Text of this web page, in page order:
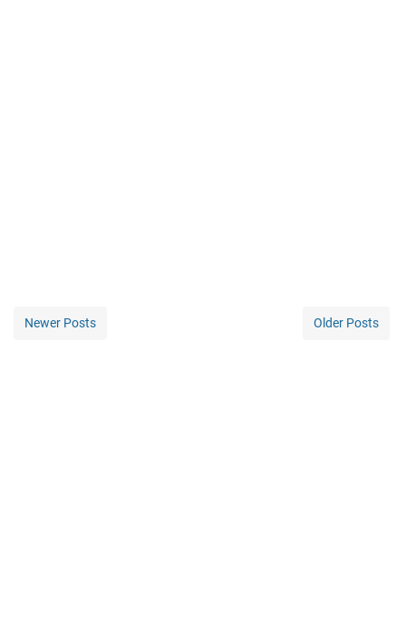
Newer Posts Older Posts